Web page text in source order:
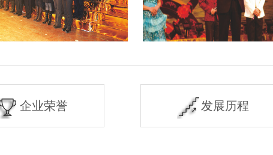
企业荣誉 发展历程